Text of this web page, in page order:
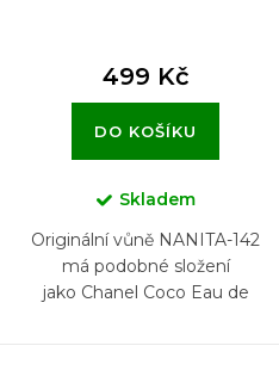
499 Kč
DO KOŠÍKU
Skladem
Originální vůně NANITA-142
má podobné složení
jako Chanel Coco Eau de